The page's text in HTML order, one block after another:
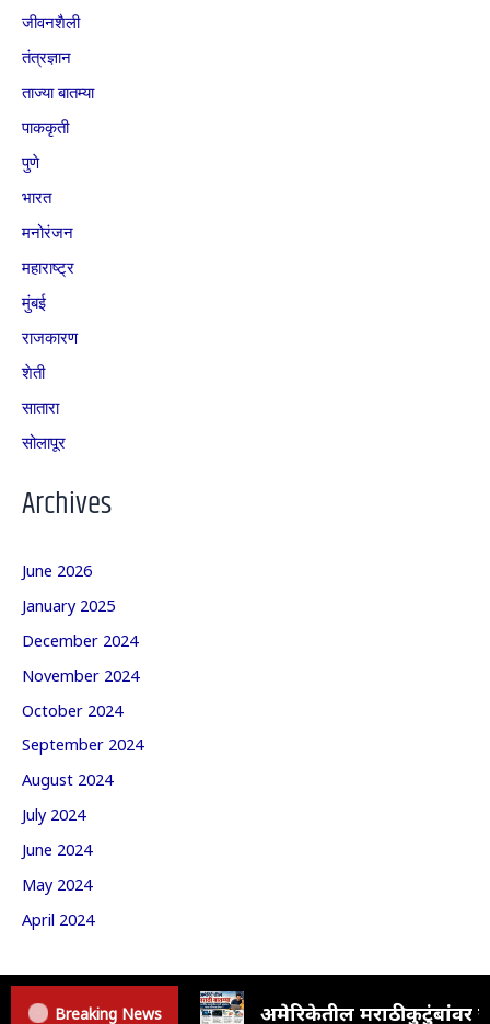
जीवनशैली
तंत्रज्ञान
ताज्या बातम्या
पाककृती
पुणे
भारत
मनोरंजन
महाराष्ट्र
मुंबई
राजकारण
शेती
सातारा
सोलापूर
Archives
June 2026
January 2025
December 2024
November 2024
October 2024
September 2024
August 2024
July 2024
June 2024
May 2024
April 2024
Breaking News अमेरिकेतील मराठी कुटुंबांवर